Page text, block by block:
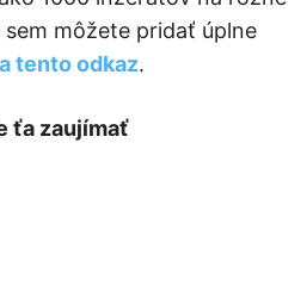
sem môžete pridať úplne
tento odkaz.
ťa zaujímať